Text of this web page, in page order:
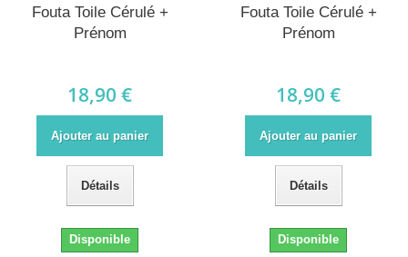
Fouta Toile Cérulé +
Prénom
18,90 €
Ajouter au panier
Détails
Disponible
Fouta Toile Cérulé +
Prénom
18,90 €
Ajouter au panier
Détails
Disponible